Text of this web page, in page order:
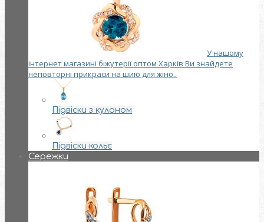
У нашому
інтернет магазині біжутерії оптом Харків Ви знайдете
неповторні прикраси на шию для жіно..
Підвіски з кулоном
Підвіски кольє
Сережки